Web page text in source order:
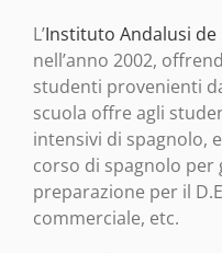
L’Instituto Andalusi de
nell’anno 2002,
studenti provenienti
scuola offre agli
intensivi di spagnolo,
corso di spagnolo per
preparazione per il
commerciale, etc.